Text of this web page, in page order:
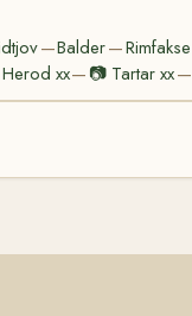
—Balder—Rimfakse
Herod xx— 📷 Tartar xx—